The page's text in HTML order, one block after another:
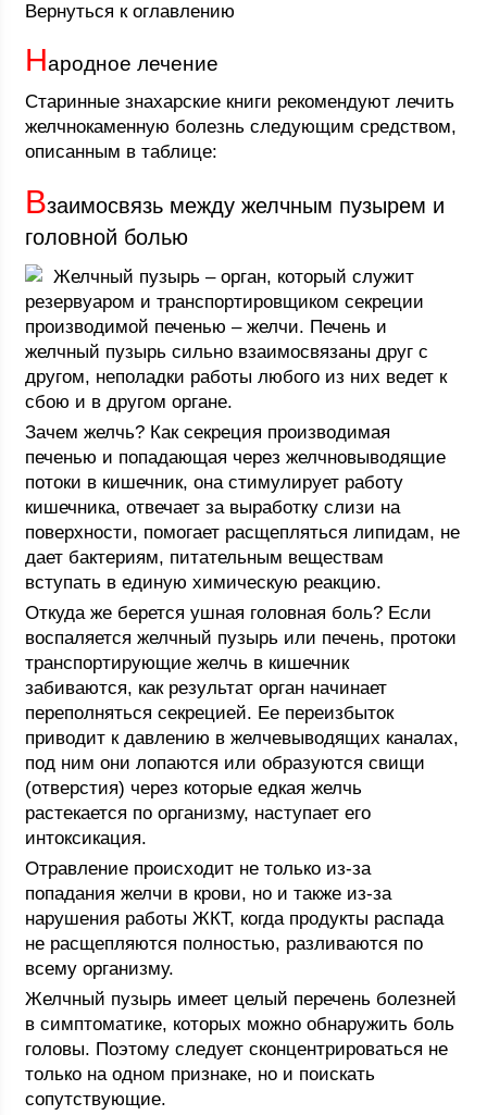
Вернуться к оглавлению
Народное лечение
Старинные знахарские книги рекомендуют лечить
желчнокаменную болезнь следующим средством,
описанным в таблице:
Взаимосвязь между желчным пузырем и
головной болью
Желчный пузырь – орган, который служит
резервуаром и транспортировщиком секреции
производимой печенью – желчи. Печень и
желчный пузырь сильно взаимосвязаны друг с
другом, неполадки работы любого из них ведет к
сбою и в другом органе.
Зачем желчь? Как секреция производимая
печенью и попадающая через желчновыводящие
потоки в кишечник, она стимулирует работу
кишечника, отвечает за выработку слизи на
поверхности, помогает расщепляться липидам, не
дает бактериям, питательным веществам
вступать в единую химическую реакцию.
Откуда же берется ушная головная боль? Если
воспаляется желчный пузырь или печень, протоки
транспортирующие желчь в кишечник
забиваются, как результат орган начинает
переполняться секрецией. Ее переизбыток
приводит к давлению в желчевыводящих каналах,
под ним они лопаются или образуются свищи
(отверстия) через которые едкая желчь
растекается по организму, наступает его
интоксикация.
Отравление происходит не только из-за
попадания желчи в крови, но и также из-за
нарушения работы ЖКТ, когда продукты распада
не расщепляются полностью, разливаются по
всему организму.
Желчный пузырь имеет целый перечень болезней
в симптоматике, которых можно обнаружить боль
головы. Поэтому следует сконцентрироваться не
только на одном признаке, но и поискать
сопутствующие.